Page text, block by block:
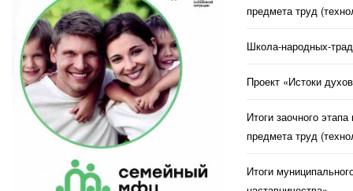
предмета труд
Школа-народных-
Проект «Истоки
Итоги заочного
предмета труд
Итоги